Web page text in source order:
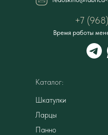
+7
Время работы
Каталог:
Шкатулки
Ларцы
Панно